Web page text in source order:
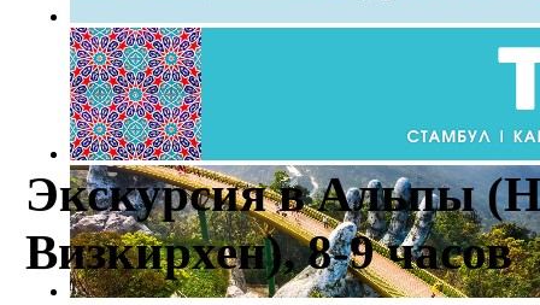
Экскурсия в Альпы
Визкирхен), 8-9 часов